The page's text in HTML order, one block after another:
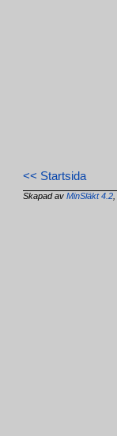
<< Startsida
Skapad avMinSläkt 4.2